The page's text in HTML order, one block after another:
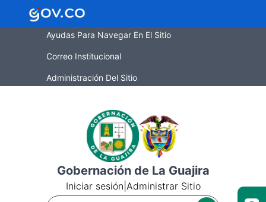
Ayudas Para Navegar En El Sitio
Correo Institucional
Administración Del Sitio
Gobernación de La Guajira
Iniciar sesión Administrar Sitio